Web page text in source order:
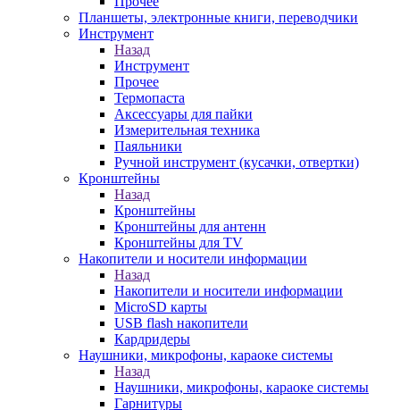
Планшеты, электронные книги, переводчики
Инструмент
Назад
Инструмент
Прочее
Термопаста
Аксессуары для пайки
Измерительная техника
Паяльники
Ручной инструмент (кусачки, отвертки)
Кронштейны
Назад
Кронштейны
Кронштейны для антенн
Кронштейны для TV
Накопители и носители информации
Назад
Накопители и носители информации
MicroSD карты
USB flash накопители
Кардридеры
Наушники, микрофоны, караоке системы
Назад
Наушники, микрофоны, караоке системы
Гарнитуры